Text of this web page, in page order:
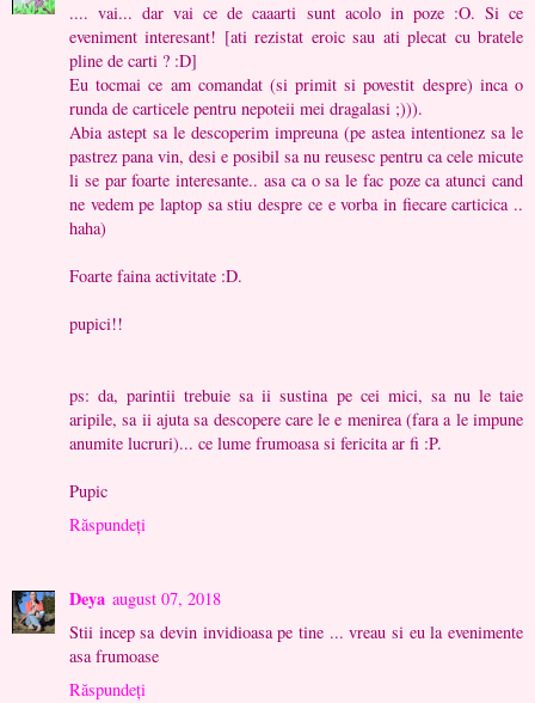
.... vai... dar vai ce de caaarti sunt acolo in poze :O. Si ce
eveniment interesant! [ati rezistat eroic sau ati plecat cu bratele
pline de carti ? :D]
Eu tocmai ce am comandat (si primit si povestit despre) inca o
runda de carticele pentru nepoteii mei dragalasi ;))).
Abia astept sa le descoperim impreuna (pe astea intentionez sa le
pastrez pana vin, desi e posibil sa nu reusesc pentru ca cele micute
li se par foarte interesante.. asa ca o sa le fac poze ca atunci cand
ne vedem pe laptop sa stiu despre ce e vorba in fiecare carticica ..
haha)
Foarte faina activitate :D.
pupici!!
ps: da, parintii trebuie sa ii sustina pe cei mici, sa nu le taie
aripile, sa ii ajuta sa descopere care le e menirea (fara a le impune
anumite lucruri)... ce lume frumoasa si fericita ar fi :P.
Pupic
Răspundeți
Deya august 07, 2018
Stii incep sa devin invidioasa pe tine ... vreau si eu la evenimente
asa frumoase
Răspundeți